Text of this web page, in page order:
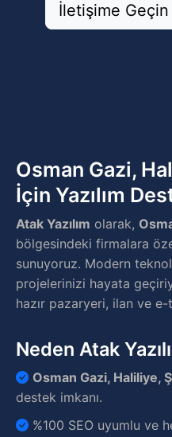
İletişime Geçin
Osman Gazi,
İçin Yazılım
Atak Yazılım olarak,
bölgesindeki firmalara
sunuyoruz. Modern
projelerinizi hayata
hazır pazaryeri, ilan ve
Neden Atak
Osman Gazi, Haliliye,
destek imkanı.
%100 SEO uyumlu ve